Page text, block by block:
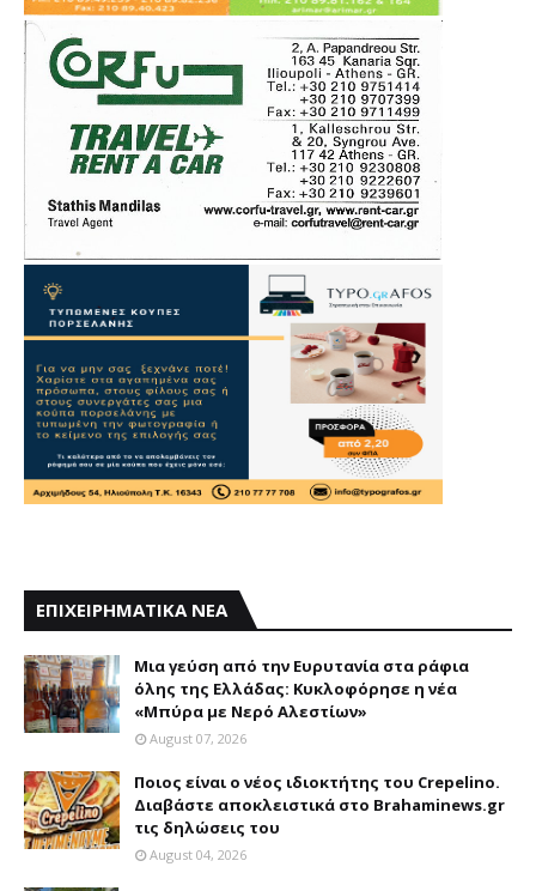
ΕΠΙΧΕΙΡΗΜΑΤΙΚΑ ΝΕΑ
Mια γεύση από την Eυρυτανία στα ράφια
όλης της Ελλάδας: Κυκλοφόρησε η νέα
«Μπύρα με Nερό Aλεστίων»
August 07, 2026
Ποιος είναι ο νέος ιδιοκτήτης του Crepelino.
Διαβάστε αποκλειστικά στο Brahaminews.gr
τις δηλώσεις του
August 04, 2026